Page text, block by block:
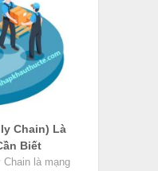
Chain) Là
Biết
là mạng